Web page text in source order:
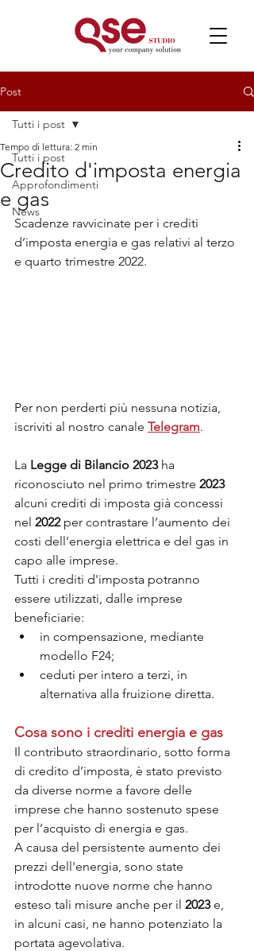
Post
Tutti i post
Approfondimenti
News
Tutti i post
Credito d'imposta energia
e gas
Tempo di lettura: 2 min
Scadenze ravvicinate per i crediti
d’imposta energia e gas relativi al terzo
e quarto trimestre 2022.
Per non perderti più nessuna notizia,
iscriviti al nostro canale Telegram.
La Legge di Bilancio 2023 ha
riconosciuto nel primo trimestre 2023
alcuni crediti di imposta già concessi
nel 2022 per contrastare l’aumento dei
costi dell’energia elettrica e del gas in
capo alle imprese.
Tutti i crediti d'imposta potranno
essere utilizzati, dalle imprese
beneficiarie:
in compensazione, mediante
modello F24;
ceduti per intero a terzi, in
alternativa alla fruizione diretta.
Cosa sono i crediti energia e gas
Il contributo straordinario, sotto forma
di credito d’imposta, è stato previsto
da diverse norme a favore delle
imprese che hanno sostenuto spese
per l’acquisto di energia e gas.
A causa del persistente aumento dei
prezzi dell'energia, sono state
introdotte nuove norme che hanno
esteso tali misure anche per il 2023 e,
in alcuni casi, ne hanno potenziato la
portata agevolativa.